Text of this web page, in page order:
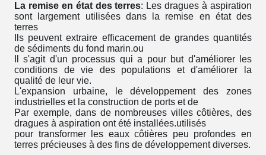
La remise en état des terres: Les dragues à aspiration
sont largement utilisées dans la remise en état des
terres
Ils peuvent extraire efficacement de grandes quantités
de sédiments du fond marin.ou
Il s'agit d'un processus qui a pour but d'améliorer les
conditions de vie des populations et d'améliorer la
qualité de leur vie.
L'expansion urbaine, le développement des zones
industrielles et la construction de ports et de
Par exemple, dans de nombreuses villes côtières, des
dragues à aspiration ont été installées.utilisés
pour transformer les eaux côtières peu profondes en
terres précieuses à des fins de développement diverses.